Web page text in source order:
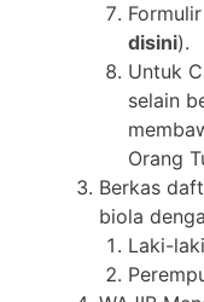
disini).
Untuk
selain
Orang
Berkas
biola
Laki-